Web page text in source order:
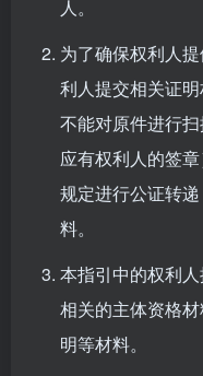
人。
为了确保权利人
利人提交相关证
不能对原件进行
应有权利人的签
规定进行公证转
料。
本指引中的权利
相关的主体资格
明等材料。